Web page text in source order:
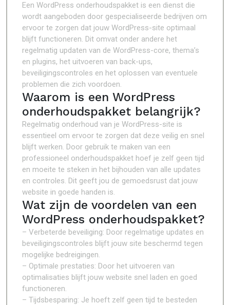
Een WordPress onderhoudspakket is een dienst die
wordt aangeboden door gespecialiseerde bedrijven om
ervoor te zorgen dat jouw WordPress-site optimaal
blijft functioneren. Dit omvat onder andere het
regelmatig updaten van de WordPress-core, thema’s
en plugins, het uitvoeren van back-ups,
beveiligingscontroles en het oplossen van eventuele
problemen die zich voordoen.
Waarom is een WordPress
onderhoudspakket belangrijk?
Regelmatig onderhoud van je WordPress-site is
essentieel om ervoor te zorgen dat deze veilig en snel
blijft werken. Door gebruik te maken van een
professioneel onderhoudspakket hoef je zelf geen tijd
en moeite te steken in het bijhouden van alle updates
en controles. Dit geeft jou de gemoedsrust dat jouw
website in goede handen is.
Wat zijn de voordelen van een
WordPress onderhoudspakket?
– Verbeterde beveiliging: Door regelmatige updates en
beveiligingscontroles blijft jouw site beschermd tegen
mogelijke bedreigingen.
– Optimale prestaties: Door het uitvoeren van
optimalisaties blijft jouw website snel laden en goed
functioneren.
– Tijdsbesparing: Je hoeft zelf geen tijd te besteden